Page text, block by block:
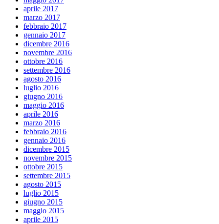
aprile 2017
marzo 2017
febbraio 2017
gennaio 2017
dicembre 2016
novembre 2016
ottobre 2016
settembre 2016
agosto 2016
luglio 2016
giugno 2016
maggio 2016
aprile 2016
marzo 2016
febbraio 2016
gennaio 2016
dicembre 2015
novembre 2015
ottobre 2015
settembre 2015
agosto 2015
luglio 2015
giugno 2015
maggio 2015
aprile 2015